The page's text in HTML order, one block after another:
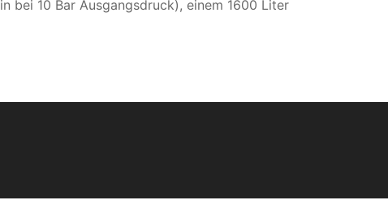
bei 10 Bar Ausgangsdruck), einem 1600 Liter